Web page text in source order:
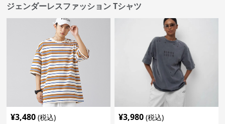
ジェンダーレスファッション Tシャツ
¥3,480 (税込) ¥3,980 (税込)